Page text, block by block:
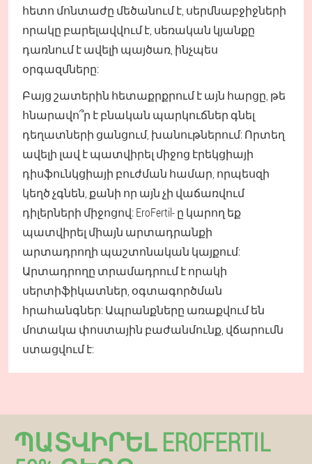
հետո մոնտաժը մեծանում է, սերմնաբջիջների
որակը բարելավվում է, սեռական կյանքը
դառնում է ավելի պայծառ, ինչպես
օրգազմները:
Բայց շատերին հետաքրքրում է այն հարցը, թե
հնարավո՞ր է բնական պարկուճներ գնել
դեղատների ցանցում, խանութներում: Որտեղ
ավելի լավ է պատվիրել միջոց էրեկցիայի
դիսֆունկցիայի բուժման համար, որպեսզի
կեղծ չգնեն, քանի որ այն չի վաճառվում
դիլերների միջոցով: EroFertil- ը կարող եք
պատվիրել միայն արտադրանքի
արտադրողի պաշտոնական կայքում:
Արտադրողը տրամադրում է որակի
սերտիֆիկատներ, օգտագործման
հրահանգներ: Ապրանքները առաքվում են
մոտակա փոստային բաժանմունք, վճարումն
ստացվում է:
ՊԱՏՎԻՐԵԼ EROFERTIL